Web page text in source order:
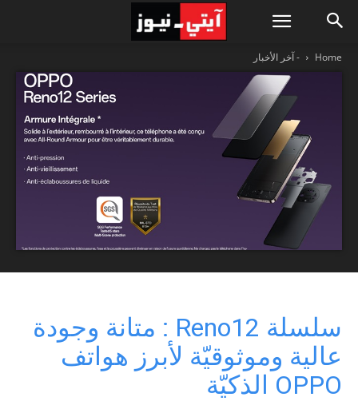
Home - آخر الأخبار
سلسلة Reno12 : متانة وجودة
عالية وموثوقيّة لأبرز هواتف
OPPO الذكيّة